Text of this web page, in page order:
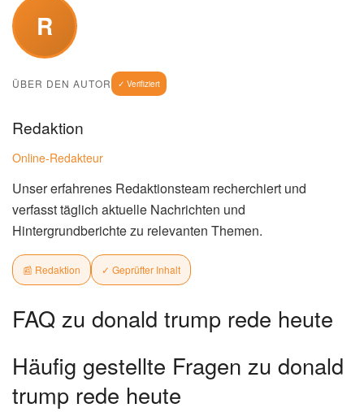
R
ÜBER DEN AUTOR ✓ Verifiziert
Redaktion
Online-Redakteur
Unser erfahrenes Redaktionsteam recherchiert und
verfasst täglich aktuelle Nachrichten und
Hintergrundberichte zu relevanten Themen.
📰 Redaktion ✓ Geprüfter Inhalt
FAQ zu donald trump rede heute
Häufig gestellte Fragen zu donald
trump rede heute